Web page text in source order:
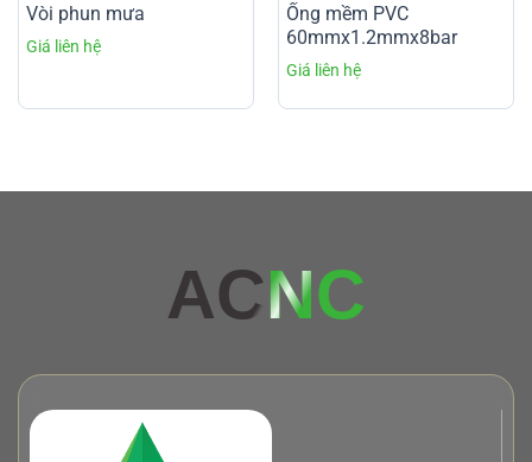
Vòi phun mưa
Ống mềm PVC
60mmx1.2mmx8bar
ACNC